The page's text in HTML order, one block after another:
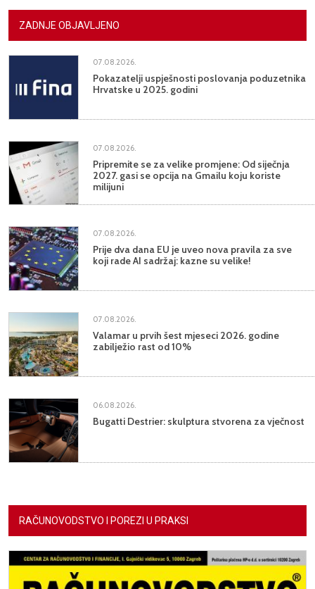
ZADNJE OBJAVLJENO
07.08.2026.
Pokazatelji uspješnosti poslovanja poduzetnika
Hrvatske u 2025. godini
07.08.2026.
Pripremite se za velike promjene: Od siječnja
2027. gasi se opcija na Gmailu koju koriste
milijuni
07.08.2026.
Prije dva dana EU je uveo nova pravila za sve
koji rade AI sadržaj: kazne su velike!
07.08.2026.
Valamar u prvih šest mjeseci 2026. godine
zabilježio rast od 10%
06.08.2026.
Bugatti Destrier: skulptura stvorena za vječnost
RAČUNOVODSTVO I POREZI U PRAKSI